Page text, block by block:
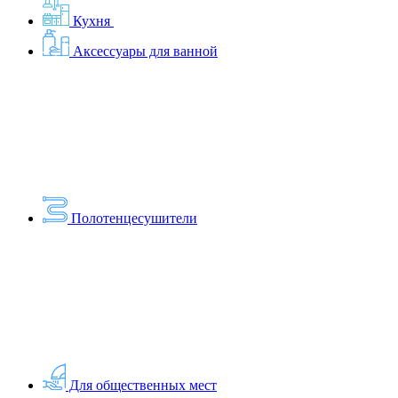
Кухня
Аксессуары для ванной
Полотенцесушители
Для общественных мест